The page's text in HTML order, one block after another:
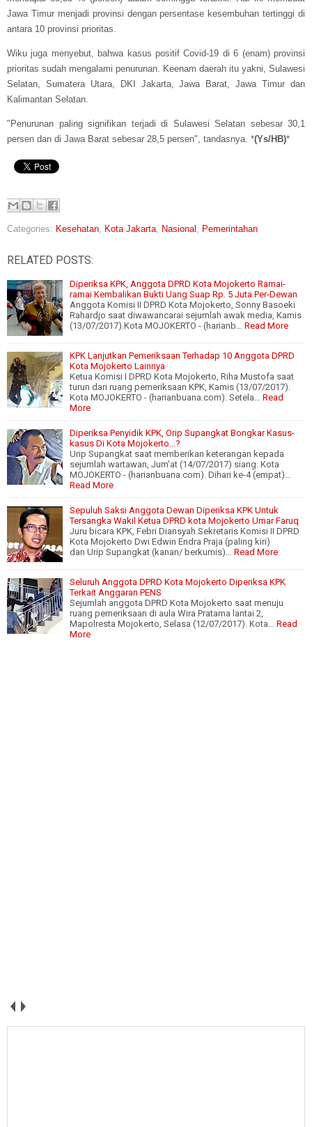
Jawa Timur menjadi provinsi dengan persentase kesembuhan tertinggi di
antara 10 provinsi prioritas.
Wiku juga menyebut, bahwa kasus positif Covid-19 di 6 (enam) provinsi
prioritas sudah mengalami penurunan. Keenam daerah itu yakni, Sulawesi
Selatan, Sumatera Utara, DKI Jakarta, Jawa Barat, Jawa Timur dan
Kalimantan Selatan.
"Penurunan paling signifikan terjadi di Sulawesi Selatan sebesar 30,1
persen dan di Jawa Barat sebesar 28,5 persen", tandasnya. *(Ys/HB)*
Categories: Kesehatan Kota Jakarta Nasional Pemerintahan
RELATED POSTS:
Diperiksa KPK, Anggota DPRD Kota Mojokerto Ramai-
ramai Kembalikan Bukti Uang Suap Rp. 5 Juta Per-Dewan
Anggota Komisi II DPRD Kota Mojokerto, Sonny Basoeki
Rahardjo saat diwawancarai sejumlah awak media, Kamis
(13/07/2017).Kota MOJOKERTO - (harianb…
Read More
KPK Lanjutkan Pemeriksaan Terhadap 10 Anggota DPRD
Kota Mojokerto Lainnya
Ketua Komisi I DPRD Kota Mojokerto, Riha Mustofa saat
turun dari ruang pemeriksaan KPK, Kamis (13/07/2017).
Kota MOJOKERTO - (harianbuana.com). Setela…
Read
More
Diperiksa Penyidik KPK, Orip Supangkat Bongkar Kasus-
kasus Di Kota Mojokerto...?
Urip Supangkat saat memberikan keterangan kepada
sejumlah wartawan, Jum'at (14/07/2017) siang. Kota
MOJOKERTO - (harianbuana.com). Dihari ke-4 (empat)…
Read More
Sepuluh Saksi Anggota Dewan Diperiksa KPK Untuk
Tersangka Wakil Ketua DPRD kota Mojokerto Umar Faruq
Juru bicara KPK, Febri Diansyah.Sekretaris Komisi II DPRD
Kota Mojokerto Dwi Edwin Endra Praja (paling kiri)
dan Urip Supangkat (kanan/ berkumis)…
Read More
Seluruh Anggota DPRD Kota Mojokerto Diperiksa KPK
Terkait Anggaran PENS
Sejumlah anggota DPRD Kota Mojokerto saat menuju
ruang pemeriksaan di aula Wira Pratama lantai 2,
Mapolresta Mojokerto, Selasa (12/07/2017). Kota…
Read
More